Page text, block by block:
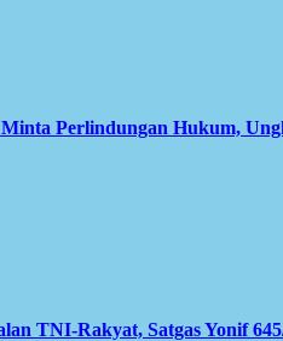
Perlindungan Hukum,
TNI-Rakyat, Satgas Yonif